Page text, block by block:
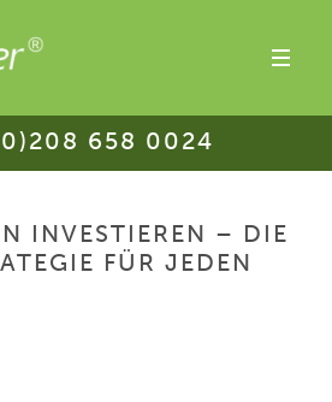
658 0024
INVESTIEREN – DIE
FÜR JEDEN